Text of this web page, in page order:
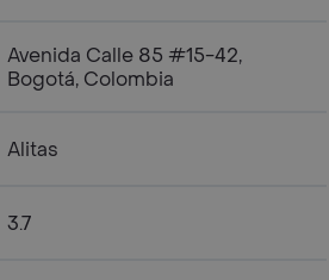
Avenida Calle 85 #15-42,
Bogotá, Colombia
Alitas
3.7